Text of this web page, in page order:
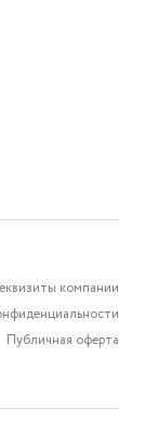
компании
Публичная оферта